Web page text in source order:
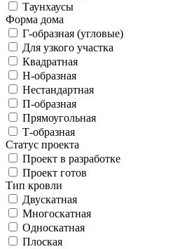
Таунхаусы
Форма дома
Г-образная (угловые)
Для узкого участка
Квадратная
Н-образная
Нестандартная
П-образная
Прямоугольная
Т-образная
Статус проекта
Проект в разработке
Проект готов
Тип кровли
Двускатная
Многоскатная
Односкатная
Плоская